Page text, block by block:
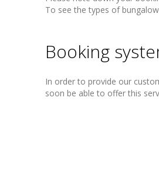
To see the types of
Booking
In order to provide our
soon be able to offer this